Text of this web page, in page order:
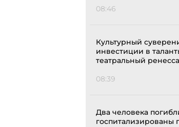
08:46
Культурный
инвестиции в
театральный
08:39
Два человека
госпитализированы